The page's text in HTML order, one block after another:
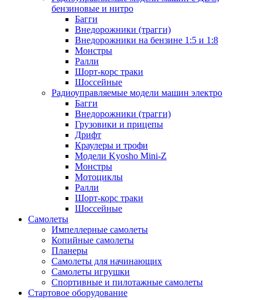
бензиновые и нитро
Багги
Внедорожники (трагги)
Внедорожники на бензине 1:5 и 1:8
Монстры
Ралли
Шорт-корс траки
Шоссейные
Радиоуправляемые модели машин электро
Багги
Внедорожники (трагги)
Грузовики и прицепы
Дрифт
Краулеры и трофи
Модели Kyosho Mini-Z
Монстры
Мотоциклы
Ралли
Шорт-корс траки
Шоссейные
Самолеты
Импеллерные самолеты
Копийные самолеты
Планеры
Самолеты для начинающих
Самолеты игрушки
Спортивные и пилотажные самолеты
Стартовое оборудование